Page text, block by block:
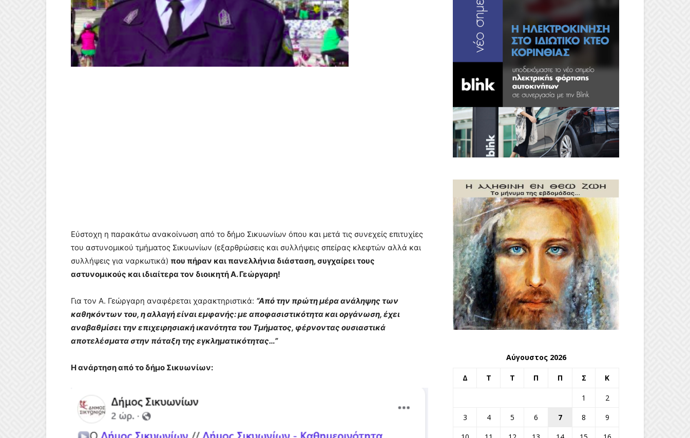
Εύστοχη η παρακάτω ανακοίνωση από το δήμο Σικυωνίων όπου και μετά τις συνεχείς επιτυχίες
του αστυνομικού τμήματος Σικυωνίων (εξαρθρώσεις και συλλήψεις σπείρας κλεφτών αλλά και
συλλήψεις για ναρκωτικά) που πήραν και πανελλήνια διάσταση, συγχαίρει τους
αστυνομικούς και ιδιαίτερα τον διοικητή Α. Γεώργαρη!
Για τον Α. Γεώργαρη αναφέρεται χαρακτηριστικά: “Από την πρώτη μέρα ανάληψης των
καθηκόντων του, η αλλαγή είναι εμφανής: με αποφασιστικότητα και οργάνωση, έχει
αναβαθμίσει την επιχειρησιακή ικανότητα του Τμήματος, φέρνοντας ουσιαστικά
αποτελέσματα στην πάταξη της εγκληματικότητας…”
Η ανάρτηση από το δήμο Σικυωνίων:
Αύγουστος 2026
Δ Τ Τ Π Π Σ Κ
1
2
3
4 5 6 7 8
9